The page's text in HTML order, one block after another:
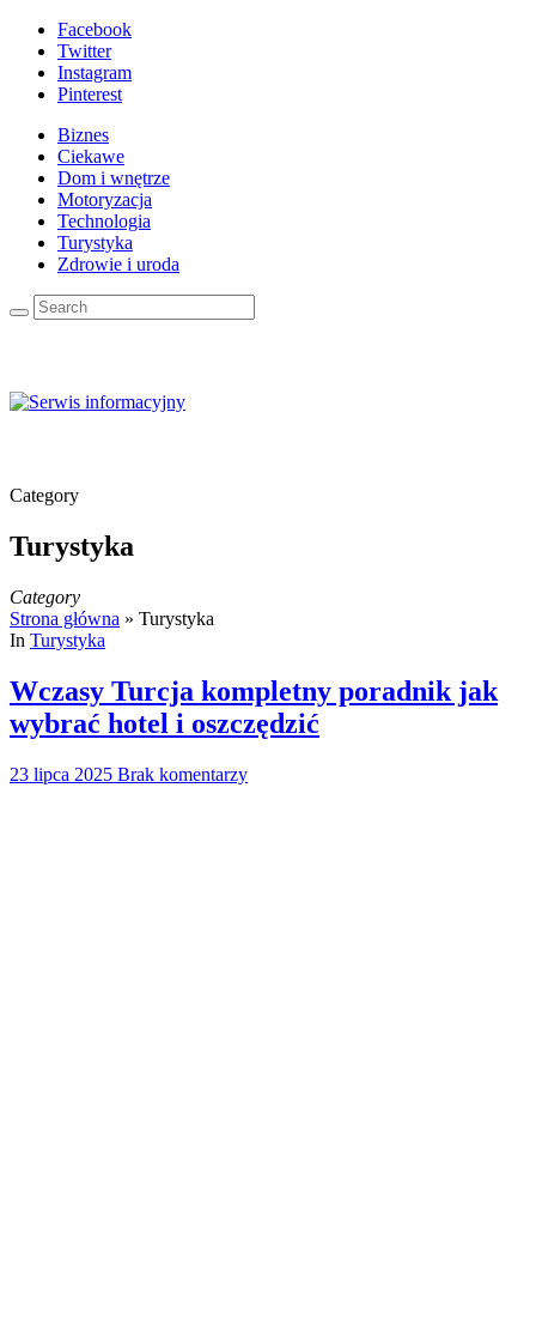
Facebook
Twitter
Instagram
Pinterest
Biznes
Ciekawe
Dom i wnętrze
Motoryzacja
Technologia
Turystyka
Zdrowie i uroda
Category
Turystyka
Category
Strona główna » Turystyka
In Turystyka
Wczasy Turcja kompletny poradnik jak
wybrać hotel i oszczędzić
23 lipca 2025 Brak komentarzy